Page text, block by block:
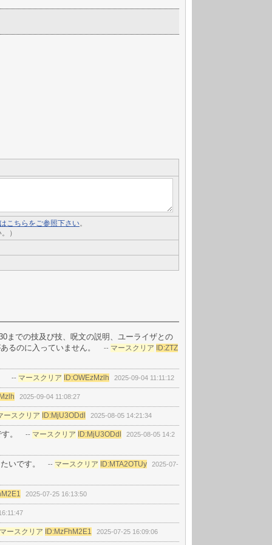
こちらをご参照下さい。
）
までの技及び技、呪文の説明、ユーライザとの
るのに入っていません。
-- マースクリア ID:ZTZ
-- マースクリア ID:OWEzMzlh 2025-09-04 11:11:12
2025-09-04 11:08:27
ースクリア ID:MjU3ODdl 2025-08-05 14:21:34
。 -- マースクリア ID:MjU3ODdl 2025-08-05 14:2
いです。 -- マースクリア ID:MTA2OTUy 2025-07-
2025-07-25 16:13:50
マースクリア ID:MzFhM2E1 2025-07-25 16:09:06